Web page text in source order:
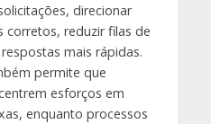
direcionar
reduzir filas de
mais rápidas.
permite que
esforços em
enquanto processos